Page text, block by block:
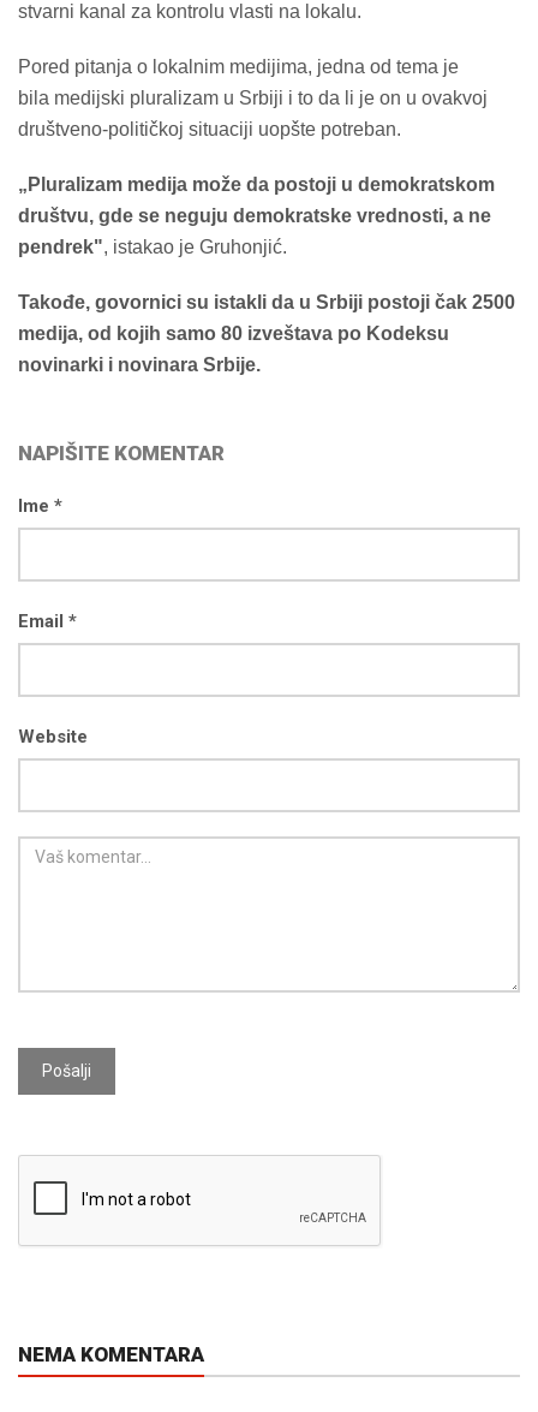
stvarni kanal za kontrolu vlasti na lokalu.
Pored pitanja o lokalnim medijima, jedna od tema je
bila medijski pluralizam u Srbiji i to da li je on u ovakvoj
društveno-političkoj situaciji uopšte potreban.
„Pluralizam medija može da postoji u demokratskom
društvu, gde se neguju demokratske vrednosti, a ne
pendrek", istakao je Gruhonjić.
Takođe, govornici su istakli da u Srbiji postoji čak 2500
medija, od kojih samo 80 izveštava po Kodeksu
novinarki i novinara Srbije.
NAPIŠITE KOMENTAR
Ime *
Email *
Website
Pošalji
NEMA KOMENTARA